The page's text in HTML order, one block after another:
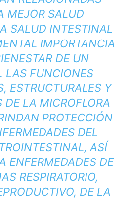
MEJOR SALUD
SALUD INTESTINAL
IMPORTANCIA
DE UN
LAS FUNCIONES
ESTRUCTURALES Y
DE LA MICROFLORA
PROTECCIÓN
DEL
ASÍ
ENFERMEDADES DE
RESPIRATORIO,
DE LA